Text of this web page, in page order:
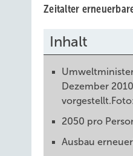
Zeitalter
Inhalt
Dezember
2050 pro
Ausbau